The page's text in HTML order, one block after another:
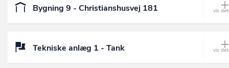
Bygning 9 - Christianshusvej 181
Tekniske anlæg 1 - Tank